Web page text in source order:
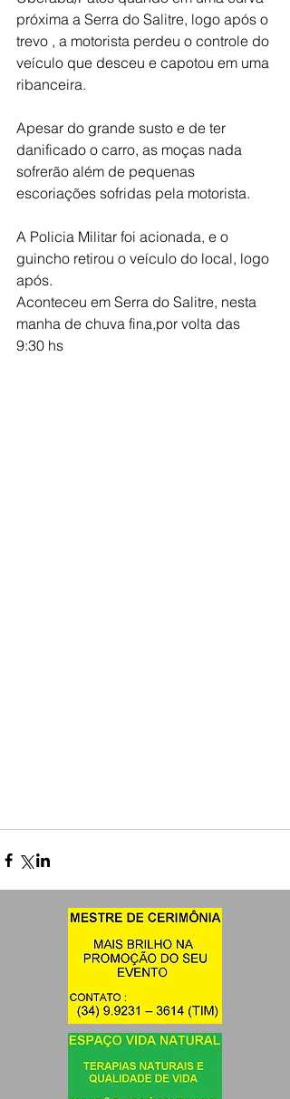
próxima a Serra do Salitre, logo após o
trevo , a motorista perdeu o controle do
veículo que desceu e capotou em uma
ribanceira.
Apesar do grande susto e de ter
danificado o carro, as moças nada
sofrerão além de pequenas
escoriações sofridas pela motorista.
A Policia Militar foi acionada, e o
guincho retirou o veículo do local, logo
após.
Aconteceu em Serra do Salitre, nesta
manha de chuva fina,por volta das
9:30 hs